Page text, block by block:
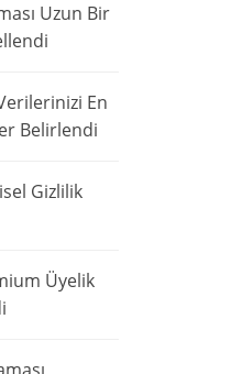
Uzun Bir
En
Belirlendi
Gizlilik
Üyelik